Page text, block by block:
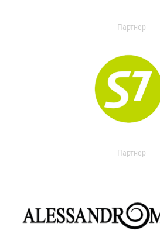
Партнер
Партнер